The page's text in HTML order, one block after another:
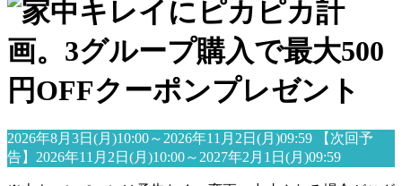
2026年8月3日(月)10:00～2026年11月2日(月)09:59
【次回予
告】2026年11月2日(月)10:00～2027年2月1日(月)09:59